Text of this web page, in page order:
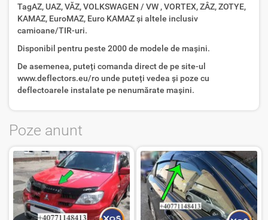
TagAZ, UAZ, VĂZ, VOLKSWAGEN / VW , VORTEX, ZÂZ, ZOTYE,
KAMAZ, EuroMAZ, Euro KAMAZ și altele inclusiv
camioane/TIR-uri.
Disponibil pentru peste 2000 de modele de mașini.
De asemenea, puteți comanda direct de pe site-ul
www.deflectors.eu/ro unde puteți vedea și poze cu
deflectoarele instalate pe nenumărate mașini.
Poze anunt